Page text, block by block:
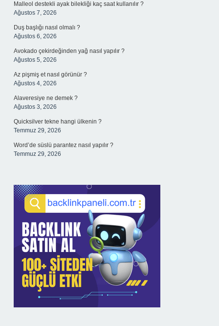
Malleol destekli ayak bilekliği kaç saat kullanılır ?
Ağustos 7, 2026
Duş başlığı nasıl olmalı ?
Ağustos 6, 2026
Avokado çekirdeğinden yağ nasıl yapılır ?
Ağustos 5, 2026
Az pişmiş et nasıl görünür ?
Ağustos 4, 2026
Alaveresiye ne demek ?
Ağustos 3, 2026
Quicksilver tekne hangi ülkenin ?
Temmuz 29, 2026
Word’de süslü parantez nasıl yapılır ?
Temmuz 29, 2026